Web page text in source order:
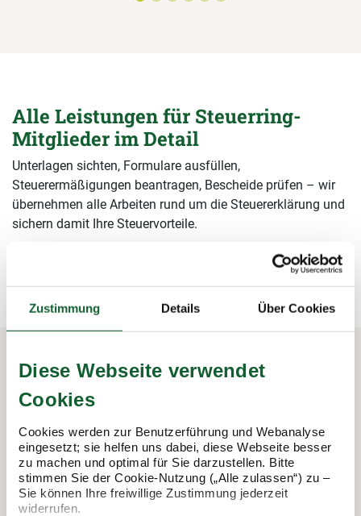
Zustimmung Details Über Cookies
Diese Webseite verwendet
Cookies
Cookies werden zur Benutzerführung und Webanalyse
eingesetzt; sie helfen uns dabei, diese Webseite besser
zu machen und optimal für Sie darzustellen. Bitte
stimmen Sie der Cookie-Nutzung („Alle zulassen“) zu –
Sie können Ihre freiwillige Zustimmung jederzeit
widerrufen.
Alle Leistungen für Steuerring-
Mitglieder im Detail
Unterlagen sichten, Formulare ausfüllen,
Steuerermäßigungen beantragen, Bescheide prüfen – wir
übernehmen alle Arbeiten rund um die Steuererklärung und
sichern damit Ihre Steuervorteile.
In 3 Schritten zur Steuererklärung.
So funktioniert's: